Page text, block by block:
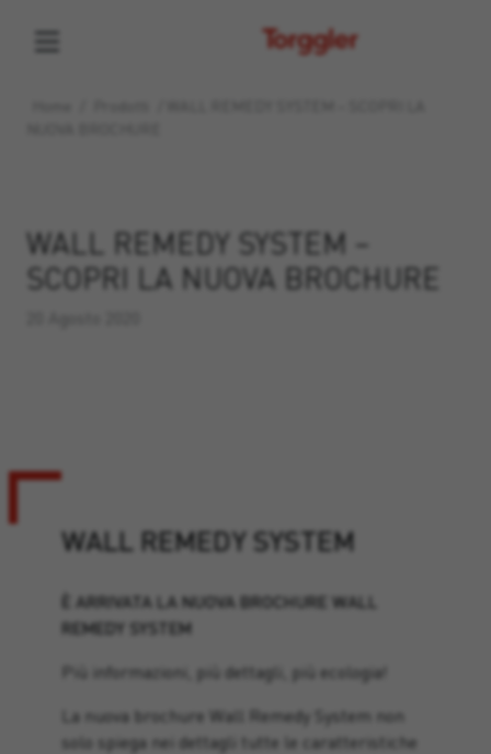
Torggler
WALL REMEDY SYSTEM –
SCOPRI LA NUOVA BROCHURE
WALL REMEDY SYSTEM
È ARRIVATA LA NUOVA BROCHURE WALL
REMEDY SYSTEM
Più informazioni, più dettagli, più ecologia!
La nuova brochure Wall Remedy System non
solo spiega nei dettagli tutte le caratteristiche